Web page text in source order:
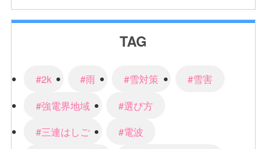
TAG
#2k #雨 #雪対策
#雪害
#強電界地域
#選び方
#三連はしご
#電波